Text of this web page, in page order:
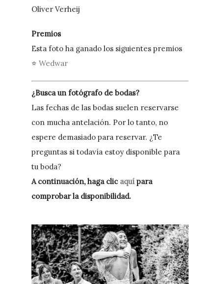
Oliver Verheij
Premios
Esta foto ha ganado los siguientes premios
⭐Wedwar
¿Busca un fotógrafo de bodas?
Las fechas de las bodas suelen reservarse
con mucha antelación. Por lo tanto, no
espere demasiado para reservar. ¿Te
preguntas si todavía estoy disponible para
tu boda?
A continuación, haga clic aquí para
comprobar la disponibilidad.